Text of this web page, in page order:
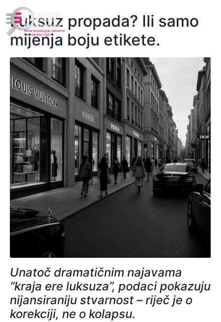
Luksuz propada? Ili samo
mijenja boju etikete.
Unatoč dramatičnim najavama
“kraja ere luksuza”, podaci pokazuju
nijansiraniju stvarnost – riječ je o
korekciji, ne o kolapsu.